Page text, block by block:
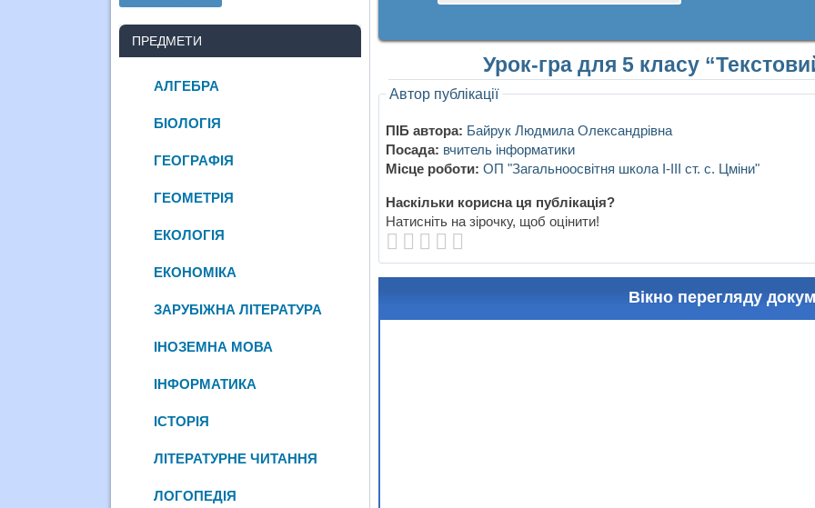
Урок-гра для 5 класу
Автор публікації
ПІБ автора: Байрук Людмила Олександрівна
Посада: вчитель інформатики
Місце роботи: ОП "Загальноосвітня школа І-ІІІ ст. с. Цміни"
Наскільки корисна ця публікація?
Натисніть на зірочку, щоб оцінити!
Вікно перегляду
ПРЕДМЕТИ
АЛГЕБРА
БІОЛОГІЯ
ГЕОГРАФІЯ
ГЕОМЕТРІЯ
ЕКОЛОГІЯ
ЕКОНОМІКА
ЗАРУБІЖНА ЛІТЕРАТУРА
ІНОЗЕМНА МОВА
ІНФОРМАТИКА
ІСТОРІЯ
ЛІТЕРАТУРНЕ ЧИТАННЯ
ЛОГОПЕДІЯ